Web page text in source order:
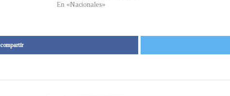
En «Nacionales»
compartir